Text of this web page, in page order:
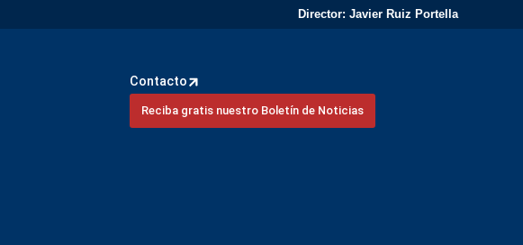
Director: Javier Ruiz Portella
Contacto
Reciba gratis nuestro Boletín de Noticias